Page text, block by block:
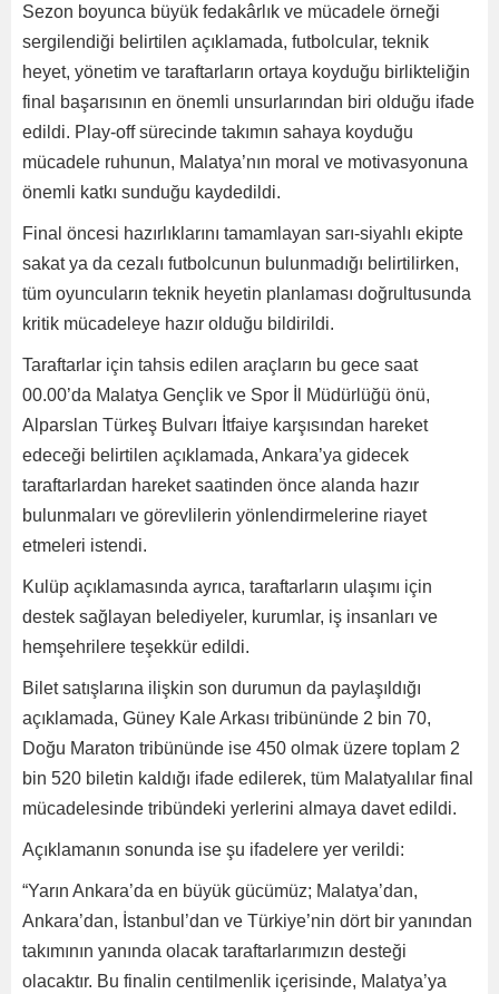
Sezon boyunca büyük fedakârlık ve mücadele örneği
sergilendiği belirtilen açıklamada, futbolcular, teknik
heyet, yönetim ve taraftarların ortaya koyduğu birlikteliğin
final başarısının en önemli unsurlarından biri olduğu ifade
edildi. Play-off sürecinde takımın sahaya koyduğu
mücadele ruhunun, Malatya’nın moral ve motivasyonuna
önemli katkı sunduğu kaydedildi.
Final öncesi hazırlıklarını tamamlayan sarı-siyahlı ekipte
sakat ya da cezalı futbolcunun bulunmadığı belirtilirken,
tüm oyuncuların teknik heyetin planlaması doğrultusunda
kritik mücadeleye hazır olduğu bildirildi.
Taraftarlar için tahsis edilen araçların bu gece saat
00.00’da Malatya Gençlik ve Spor İl Müdürlüğü önü,
Alparslan Türkeş Bulvarı İtfaiye karşısından hareket
edeceği belirtilen açıklamada, Ankara’ya gidecek
taraftarlardan hareket saatinden önce alanda hazır
bulunmaları ve görevlilerin yönlendirmelerine riayet
etmeleri istendi.
Kulüp açıklamasında ayrıca, taraftarların ulaşımı için
destek sağlayan belediyeler, kurumlar, iş insanları ve
hemşehrilere teşekkür edildi.
Bilet satışlarına ilişkin son durumun da paylaşıldığı
açıklamada, Güney Kale Arkası tribününde 2 bin 70,
Doğu Maraton tribününde ise 450 olmak üzere toplam 2
bin 520 biletin kaldığı ifade edilerek, tüm Malatyalılar final
mücadelesinde tribündeki yerlerini almaya davet edildi.
Açıklamanın sonunda ise şu ifadelere yer verildi:
“Yarın Ankara’da en büyük gücümüz; Malatya’dan,
Ankara’dan, İstanbul’dan ve Türkiye’nin dört bir yanından
takımının yanında olacak taraftarlarımızın desteği
olacaktır. Bu finalin centilmenlik içerisinde, Malatya’ya